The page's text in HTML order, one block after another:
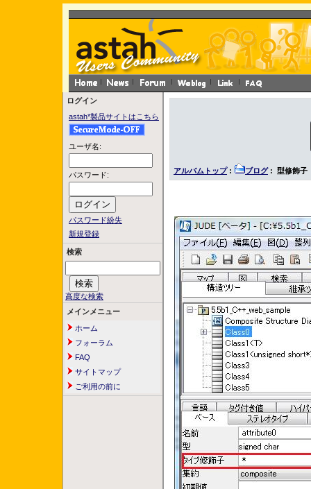
ログイン
astah*製品サイトはこちら
ユーザ名:
パスワード:
パスワード紛失
新規登録
検索
高度な検索
メインメニュー
ホーム
フォーラム
FAQ
サイトマップ
ご利用の前に
アルバムトップ: ブログ: 型修飾子